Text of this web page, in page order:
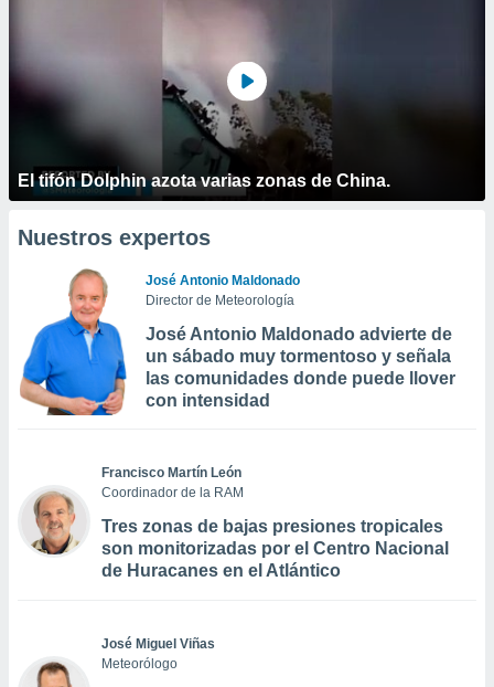
El tifón Dolphin azota varias zonas de China.
Nuestros expertos
José Antonio Maldonado
Director de Meteorología
José Antonio Maldonado advierte de
un sábado muy tormentoso y señala
las comunidades donde puede llover
con intensidad
Francisco Martín León
Coordinador de la RAM
Tres zonas de bajas presiones tropicales
son monitorizadas por el Centro Nacional
de Huracanes en el Atlántico
José Miguel Viñas
Meteorólogo